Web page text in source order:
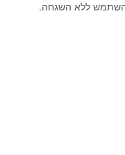
השתמש ללא השגחה.